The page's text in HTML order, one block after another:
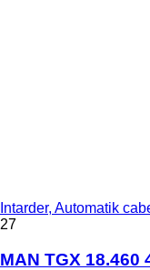
Intarder, Automatik
27
MAN TGX 18.460